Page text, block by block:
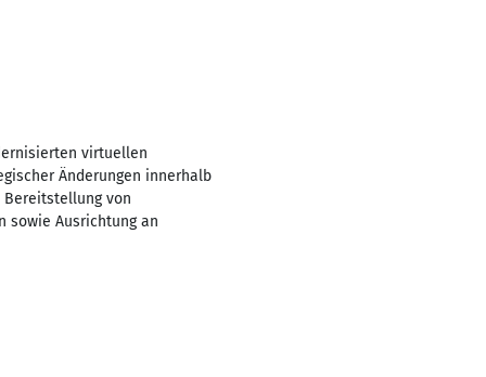
virtuellen
Änderungen innerhalb
Bereitstellung von
sowie Ausrichtung an